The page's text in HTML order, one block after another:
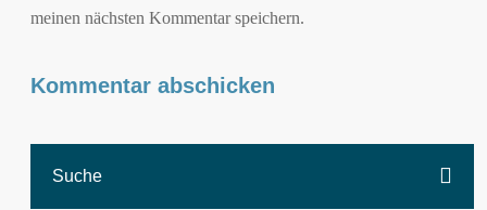
meinen nächsten Kommentar speichern.